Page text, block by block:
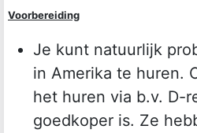
Voorbereiding
Je kunt natuurlijk
in Amerika te huren.
het huren via b.v. D-
goedkoper is. Ze